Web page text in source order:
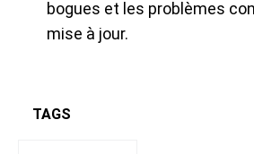
bogues et les problèmes
mise à jour.
TAGS